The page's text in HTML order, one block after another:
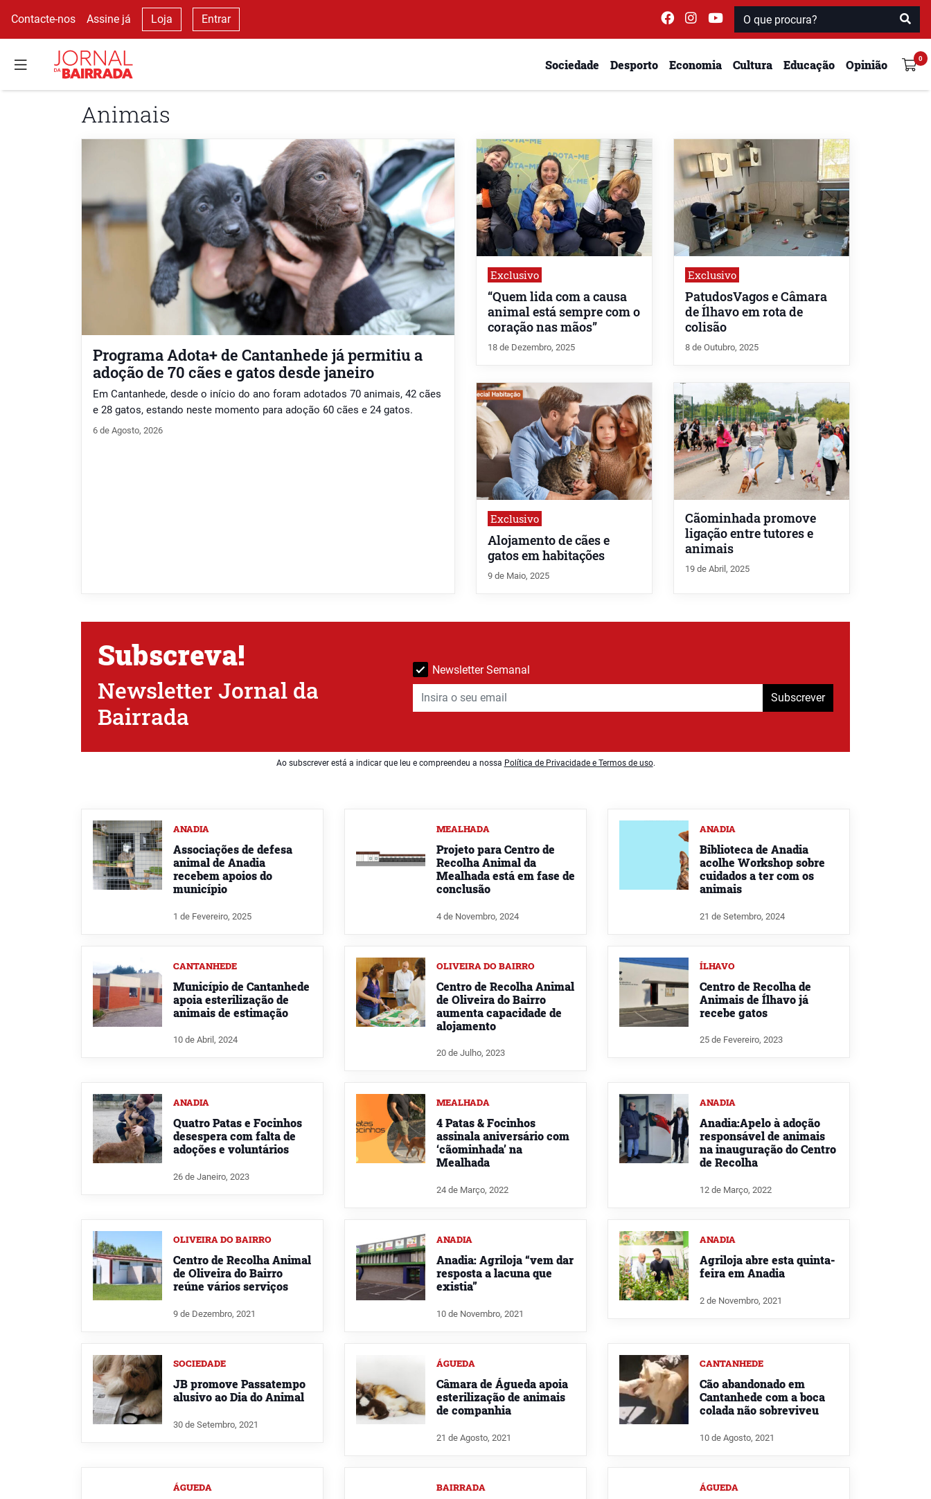
Contacte-nos Assine já Loja Entrar
Sociedade Desporto Economia Cultura Educação Opinião
Animais
Programa Adota+ de Cantanhede já permitiu a
adoção de 70 cães e gatos desde janeiro
Em Cantanhede, desde o início do ano foram adotados 70 animais, 42 cães
e 28 gatos, estando neste momento para adoção 60 cães e 24 gatos.
6 de Agosto, 2026
Exclusivo
“Quem lida com a causa
animal está sempre com o
coração nas mãos”
18 de Dezembro, 2025
Exclusivo
PatudosVagos e Câmara
de Ílhavo em rota de
colisão
8 de Outubro, 2025
Exclusivo
Alojamento de cães e
gatos em habitações
9 de Maio, 2025
Cãominhada promove
ligação entre tutores e
animais
19 de Abril, 2025
Subscreva!
Newsletter Jornal da
Bairrada
Newsletter Semanal
Subscrever
Ao subscrever está a indicar que leu e compreendeu a nossa Política de Privacidade e Termos de uso.
ANADIA
Associações de defesa
animal de Anadia
recebem apoios do
município
1 de Fevereiro, 2025
MEALHADA
Projeto para Centro de
Recolha Animal da
Mealhada está em fase de
conclusão
4 de Novembro, 2024
ANADIA
Biblioteca de Anadia
acolhe Workshop sobre
cuidados a ter com os
animais
21 de Setembro, 2024
CANTANHEDE
Município de Cantanhede
apoia esterilização de
animais de estimação
10 de Abril, 2024
OLIVEIRA DO BAIRRO
Centro de Recolha Animal
de Oliveira do Bairro
aumenta capacidade de
alojamento
20 de Julho, 2023
ÍLHAVO
Centro de Recolha de
Animais de Ílhavo já
recebe gatos
25 de Fevereiro, 2023
ANADIA
Quatro Patas e Focinhos
desespera com falta de
adoções e voluntários
26 de Janeiro, 2023
MEALHADA
4 Patas & Focinhos
assinala aniversário com
‘cãominhada’ na
Mealhada
24 de Março, 2022
ANADIA
Anadia:Apelo à adoção
responsável de animais
na inauguração do Centro
de Recolha
12 de Março, 2022
OLIVEIRA DO BAIRRO
Centro de Recolha Animal
de Oliveira do Bairro
reúne vários serviços
9 de Dezembro, 2021
ANADIA
Anadia: Agriloja “vem dar
resposta a lacuna que
existia”
10 de Novembro, 2021
ANADIA
Agriloja abre esta quinta-
feira em Anadia
2 de Novembro, 2021
SOCIEDADE
JB promove Passatempo
alusivo ao Dia do Animal
30 de Setembro, 2021
ÁGUEDA
Câmara de Águeda apoia
esterilização de animais
de companhia
21 de Agosto, 2021
CANTANHEDE
Cão abandonado em
Cantanhede com a boca
colada não sobreviveu
10 de Agosto, 2021
ÁGUEDA BAIRRADA ÁGUEDA